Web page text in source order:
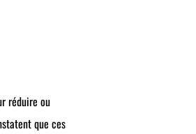
réduire ou
que ces